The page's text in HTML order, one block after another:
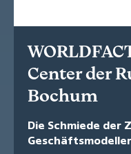
Center der
Bochum
Die Schmiede der